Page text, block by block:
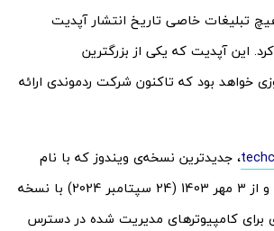
تبلیغات خاصی تاریخ انتشار آپدیت
کرد. این آپدیت که یکی از بزرگترین
خواهد بود که تاکنون شرکت ردموندی ارائه
، جدیدترین نسخه‌ی ویندوز که با نام
“24H2″ نامیده شده و از 3 مهر 1403 (24 سپتامبر 2024) با نسخه
کامپیوترهای مدیریت شده در دسترس